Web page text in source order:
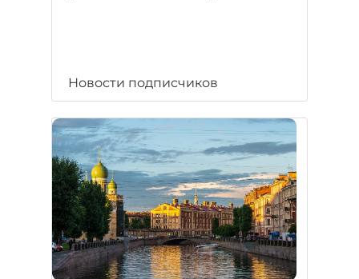
Новости подписчиков